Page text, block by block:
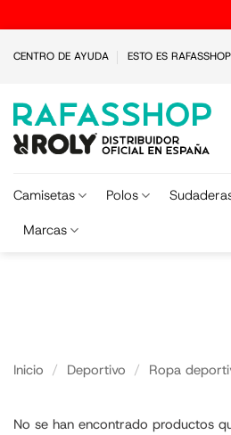
CENTRO DE AYUDA ESTO ES RAFASSHOP
Camisetas Polos
Marcas
Inicio / Deportivo / Ropa
No se han encontrado productos